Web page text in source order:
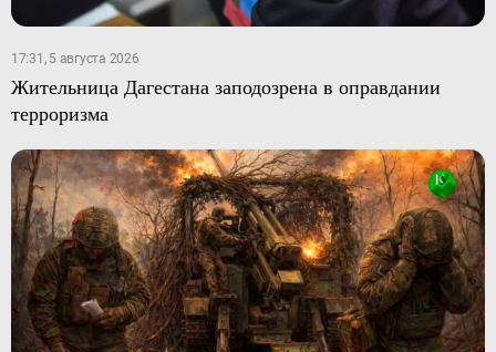
17:31, 5 августа 2026
Жительница Дагестана заподозрена в оправдании
терроризма